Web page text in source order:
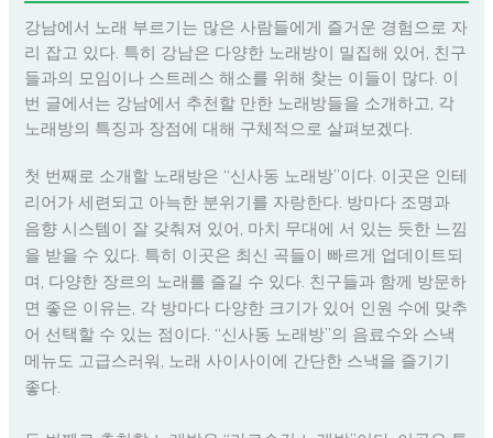
강남에서 노래 부르기는 많은 사람들에게 즐거운 경험으로 자
리 잡고 있다. 특히 강남은 다양한 노래방이 밀집해 있어, 친구
들과의 모임이나 스트레스 해소를 위해 찾는 이들이 많다. 이
번 글에서는 강남에서 추천할 만한 노래방들을 소개하고, 각
노래방의 특징과 장점에 대해 구체적으로 살펴보겠다.
첫 번째로 소개할 노래방은 “신사동 노래방”이다. 이곳은 인테
리어가 세련되고 아늑한 분위기를 자랑한다. 방마다 조명과
음향 시스템이 잘 갖춰져 있어, 마치 무대에 서 있는 듯한 느낌
을 받을 수 있다. 특히 이곳은 최신 곡들이 빠르게 업데이트되
며, 다양한 장르의 노래를 즐길 수 있다. 친구들과 함께 방문하
면 좋은 이유는, 각 방마다 다양한 크기가 있어 인원 수에 맞추
어 선택할 수 있는 점이다. “신사동 노래방”의 음료수와 스낵
메뉴도 고급스러워, 노래 사이사이에 간단한 스낵을 즐기기
좋다.